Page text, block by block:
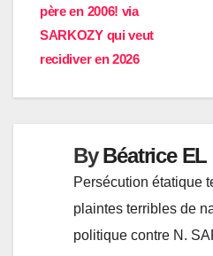
l’article
père en 2006! via
SARKOZY qui veut
recidiver en 2026
ByBéatrice EL
Persécution étatique
plaintes terribles de
politique contre N.